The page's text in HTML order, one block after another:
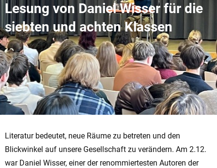
Lesung von Daniel Wisser für die
siebten und achten Klassen
Literatur bedeutet, neue Räume zu betreten und den
Blickwinkel auf unsere Gesellschaft zu verändern. Am 2.12.
war Daniel Wisser, einer der renommiertesten Autoren der